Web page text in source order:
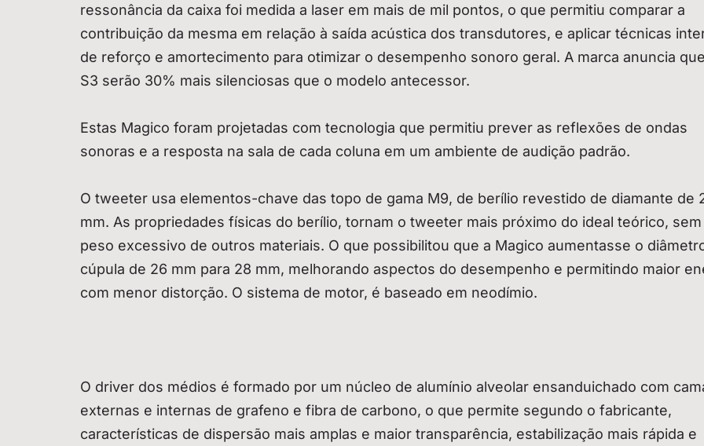
ressonância da caixa foi medida a laser em mais de mil pontos, o que permitiu comparar a
contribuição da mesma em relação à saída acústica dos transdutores, e aplicar técnicas
de reforço e amortecimento para otimizar o desempenho sonoro geral. A marca anuncia
S3 serão 30% mais silenciosas que o modelo antecessor.
Estas Magico foram projetadas com tecnologia que permitiu prever as reflexões de ondas
sonoras e a resposta na sala de cada coluna em um ambiente de audição padrão.
O tweeter usa elementos-chave das topo de gama M9, de berílio revestido de diamante de
mm. As propriedades físicas do berílio, tornam o tweeter mais próximo do ideal teórico,
peso excessivo de outros materiais. O que possibilitou que a Magico aumentasse o
cúpula de 26 mm para 28 mm, melhorando aspectos do desempenho e permitindo maior
com menor distorção. O sistema de motor, é baseado em neodímio.
O driver dos médios é formado por um núcleo de alumínio alveolar ensanduichado com
externas e internas de grafeno e fibra de carbono, o que permite segundo o fabricante,
características de dispersão mais amplas e maior transparência, estabilização mais rápida e